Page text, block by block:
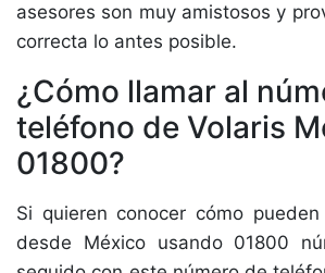
asesores son muy amistosos y
correcta lo antes posible.
¿Cómo llamar al
teléfono de Volaris
01800?
Si quieren conocer cómo
desde México usando 01800